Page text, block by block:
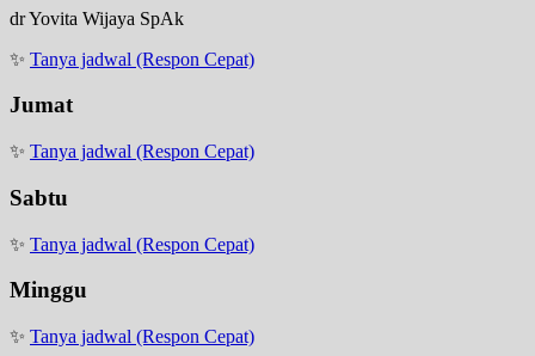
dr Yovita Wijaya SpAk
✨ Tanya jadwal (Respon Cepat)
Jumat
✨ Tanya jadwal (Respon Cepat)
Sabtu
✨ Tanya jadwal (Respon Cepat)
Minggu
✨ Tanya jadwal (Respon Cepat)